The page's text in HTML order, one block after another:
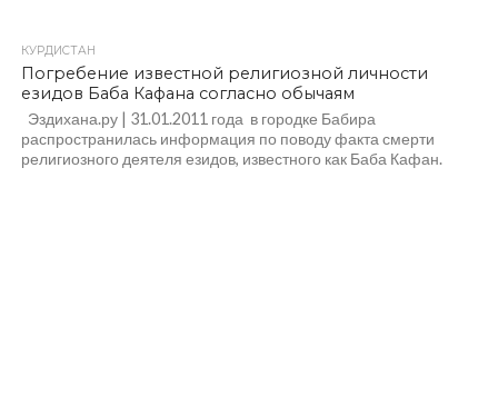
КУРДИСТАН
Погребение известной религиозной личности
езидов Баба Кафана согласно обычаям
Эздихана.ру | 31.01.2011 года в городке Бабира
распространилась информация по поводу факта смерти
религиозного деятеля езидов, известного как Баба Кафан.